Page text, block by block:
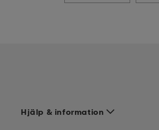
Hjälp & information